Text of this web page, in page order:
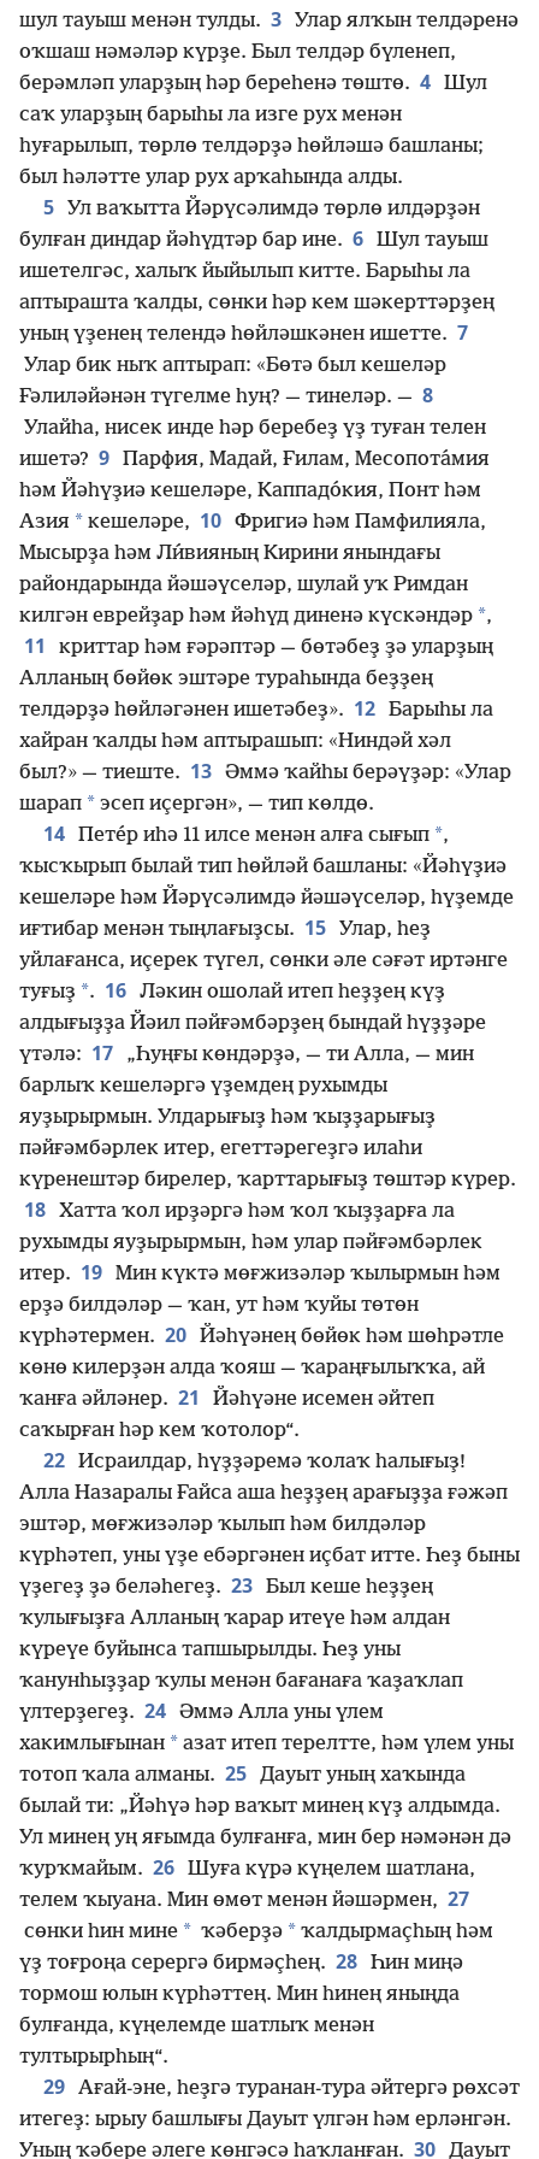
шул тауыш менән тулды. 3
Улар ялҡын телдәренә
оҡшаш нәмәләр күрҙе. Был телдәр бүленеп,
берәмләп уларҙың һәр береһенә төштө. 4 Шул
саҡ уларҙың барыһы ла изге рух менән
һуғарылып, төрлө телдәрҙә һөйләшә башланы;
был һәләтте улар рух арҡаһында алды.
5
Ул ваҡытта Йәрүсәлимдә төрлө илдәрҙән
булған диндар йәһүдтәр бар ине. 6 Шул тауыш
ишетелгәс, халыҡ йыйылып китте. Барыһы ла
аптырашта ҡалды, сөнки һәр кем шәкерттәрҙең
уның үҙенең телендә һөйләшкәнен ишетте. 7
Улар бик ныҡ аптырап: «Бөтә был кешеләр
Ғәлиләйәнән түгелме һуң? — тинеләр. — 8
Улайһа, нисек инде һәр беребеҙ үҙ туған телен
ишетә? 9 Парфия, Мадай, Ғилам, Месопота́мия
һәм Йәһүҙиә кешеләре, Каппадо́кия, Понт һәм
Азия * кешеләре, 10 Фригиә һәм Памфилияла,
Мысырҙа һәм Ли́вияның Кирини янындағы
райондарында йәшәүселәр, шулай уҡ Римдан
килгән еврейҙар һәм йәһүд диненә күскәндәр *,
11
криттар һәм ғәрәптәр — бөтәбеҙ ҙә уларҙың
Алланың бөйөк эштәре тураһында беҙҙең
телдәрҙә һөйләгәнен ишетәбеҙ». 12 Барыһы ла
хайран ҡалды һәм аптырашып: «Ниндәй хәл
был?» — тиеште. 13 Әммә ҡайһы берәүҙәр: «Улар
шарап * эсеп иҫергән», — тип көлдө.
14 Пете́р иһә 11 илсе менән алға сығып *,
ҡысҡырып былай тип һөйләй башланы: «Йәһүҙиә
кешеләре һәм Йәрүсәлимдә йәшәүселәр, һүҙемде
иғтибар менән тыңлағыҙсы. 15
Улар, һеҙ
уйлағанса, иҫерек түгел, сөнки әле сәғәт иртәнге
туғыҙ *. 16 Ләкин ошолай итеп һеҙҙең күҙ
алдығыҙҙа Йәил пәйғәмбәрҙең бындай һүҙҙәре
үтәлә: 17
„Һуңғы көндәрҙә, — ти Алла, — мин
барлыҡ кешеләргә үҙемдең рухымды
яуҙырырмын. Улдарығыҙ һәм ҡыҙҙарығыҙ
пәйғәмбәрлек итер, егеттәрегеҙгә илаһи
күренештәр бирелер, ҡарттарығыҙ төштәр күрер.
18 Хатта ҡол ирҙәргә һәм ҡол ҡыҙҙарға ла
рухымды яуҙырырмын, һәм улар пәйғәмбәрлек
итер. 19 Мин күктә мөғжизәләр ҡылырмын һәм
ерҙә билдәләр — ҡан, ут һәм ҡуйы төтөн
күрһәтермен. 20 Йәһүәнең бөйөк һәм шөһрәтле
көнө килерҙән алда ҡояш — ҡараңғылыҡҡа, ай
ҡанға әйләнер. 21
Йәһүәне исемен әйтеп
саҡырған һәр кем ҡотолор“.
22 Исраилдар, һүҙҙәремә ҡолаҡ һалығыҙ!
Алла Назаралы Ғайса аша һеҙҙең арағыҙҙа ғәжәп
эштәр, мөғжизәләр ҡылып һәм билдәләр
күрһәтеп, уны үҙе ебәргәнен иҫбат итте. Һеҙ быны
үҙегеҙ ҙә беләһегеҙ. 23 Был кеше һеҙҙең
ҡулығыҙға Алланың ҡарар итеүе һәм алдан
күреүе буйынса тапшырылды. Һеҙ уны
ҡанунһыҙҙар ҡулы менән бағанаға ҡаҙаҡлап
үлтерҙегеҙ. 24 Әммә Алла уны үлем
хакимлығынан * азат итеп терелтте, һәм үлем уны
тотоп ҡала алманы. 25 Дауыт уның хаҡында
былай ти: „Йәһүә һәр ваҡыт минең күҙ алдымда.
Ул минең уң яғымда булғанға, мин бер нәмәнән дә
ҡурҡмайым. 26 Шуға күрә күңелем шатлана,
телем ҡыуана. Мин өмөт менән йәшәрмен, 27
сөнки һин мине * ҡәберҙә * ҡалдырмаҫһың һәм
үҙ тоғроңа серергә бирмәҫһең. 28 Һин миңә
тормош юлын күрһәттең. Мин һинең яныңда
булғанда, күңелемде шатлыҡ менән
тултырырһың“.
29 Ағай-эне, һеҙгә туранан-тура әйтергә рөхсәт
итегеҙ: ырыу башлығы Дауыт үлгән һәм ерләнгән.
Уның ҡәбере әлеге көнгәсә һаҡланған. 30 Дауыт